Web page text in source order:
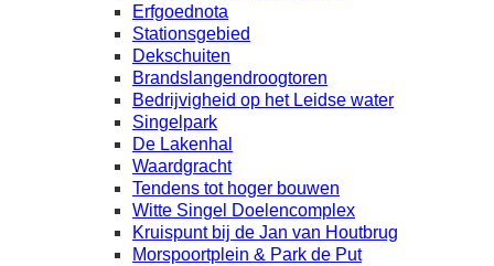
Erfgoednota
Stationsgebied
Dekschuiten
Brandslangendroogtoren
Bedrijvigheid op het Leidse water
Singelpark
De Lakenhal
Waardgracht
Tendens tot hoger bouwen
Witte Singel Doelencomplex
Kruispunt bij de Jan van Houtbrug
Morspoortplein & Park de Put